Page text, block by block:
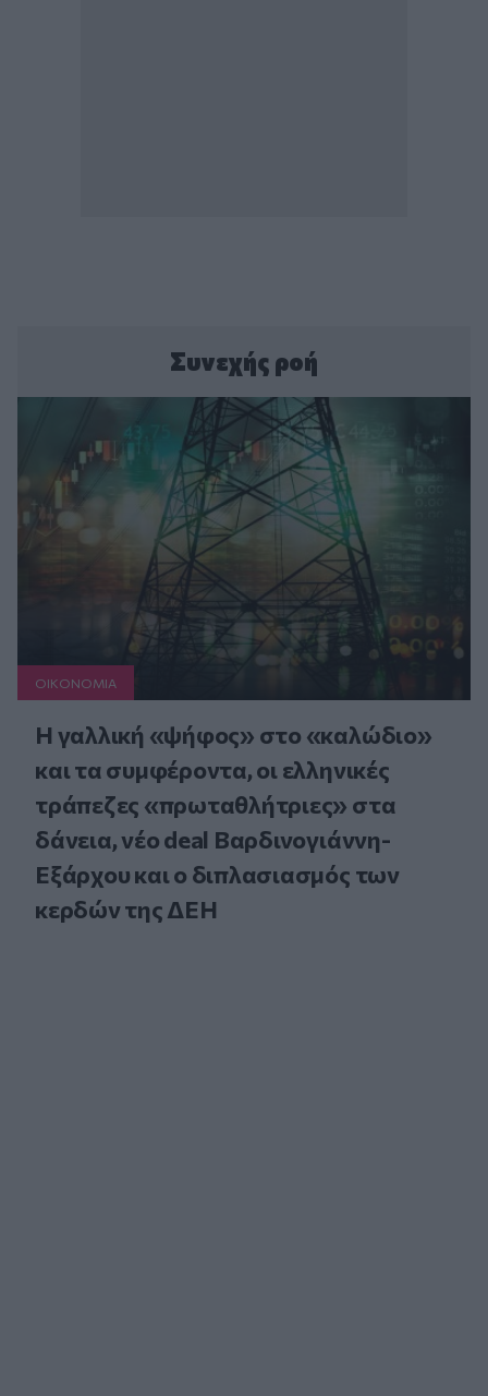
Συνεχής ροή
ΟΙΚΟΝΟΜΙΑ
Η γαλλική «ψήφος» στο «καλώδιο»
και τα συμφέροντα, οι ελληνικές
τράπεζες «πρωταθλήτριες» στα
δάνεια, νέο deal Βαρδινογιάννη-
Εξάρχου και ο διπλασιασμός των
κερδών της ΔΕΗ